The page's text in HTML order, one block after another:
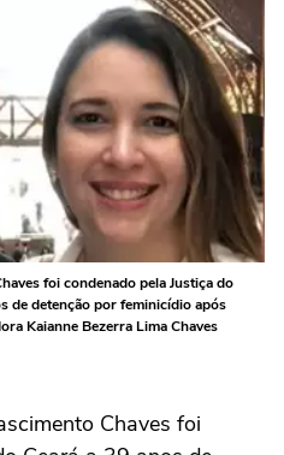
foi condenado pela Justiça do
de detenção por feminicídio após
Kaianne Bezerra Lima Chaves
Chaves foi